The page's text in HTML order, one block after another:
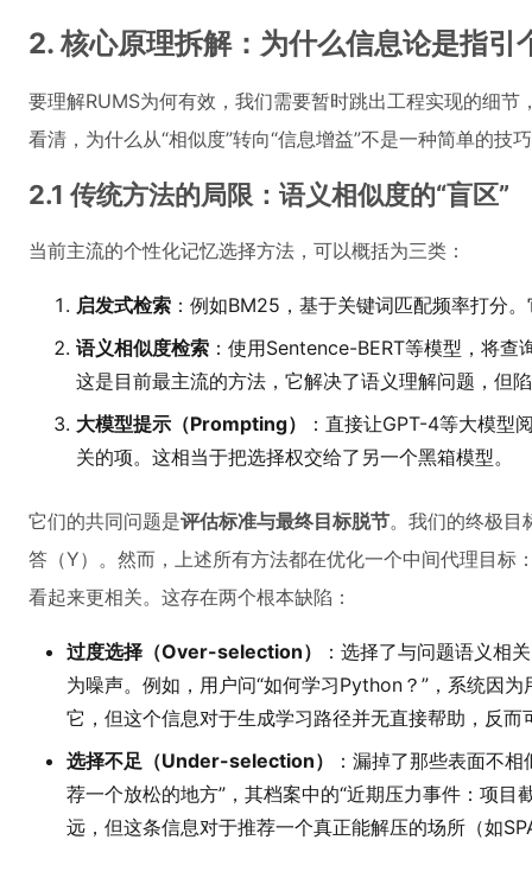
2. 核心原理拆解：为什么信息论是指引
要理解RUMS为何有效，我们需要暂时跳出工程实现的细
看清，为什么从“相似度”转向“信息增益”不是一种简单的技
2.1 传统方法的局限：语义相似度的“盲区”
当前主流的个性化记忆选择方法，可以概括为三类：
启发式检索 ：例如BM25，基于关键词匹配频率打分
语义相似度检索 ：使用Sentence-BERT等模型，将
这是目前最主流的方法，它解决了语义理解问题，但
大模型提示（Prompting）
：直接让GPT-4等大模型
关的项。这相当于把选择权交给了另一个黑箱模型。
它们的共同问题是评估标准与最终目标脱节。我们的终极目
答（Y）。然而，上述所有方法都在优化一个中间代理目标
看起来更相关。这存在两个根本缺陷：
过度选择（Over-selection）
：选择了与问题语义相
为噪声。例如，用户问“如何学习Python？”，系统因
它，但这个信息对于生成学习路径并无直接帮助，反而
选择不足（Under-selection）
：漏掉了那些表面不
荐一个放松的地方”，其档案中的“近期压力事件：项目
远，但这条信息对于推荐一个真正能解压的场所（如